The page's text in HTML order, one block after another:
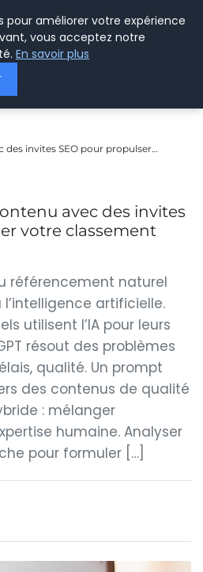
invites SEO pour propulser…
avec des invites
votre classement
référencement naturel
artificielle.
utilisent l’IA pour leurs
résout des problèmes
qualité. Un prompt
des contenus de qualité
: mélanger
humaine. Analyser
pour formuler […]
pour améliorer votre expérience
vous acceptez notre
En savoir plus